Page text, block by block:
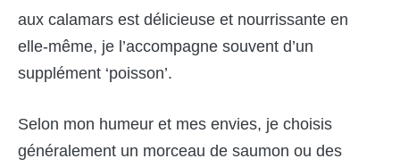
aux calamars est délicieuse et nourrissante en
elle-même, je l’accompagne souvent d’un
supplément ‘poisson’.
Selon mon humeur et mes envies, je choisis
généralement un morceau de saumon ou des